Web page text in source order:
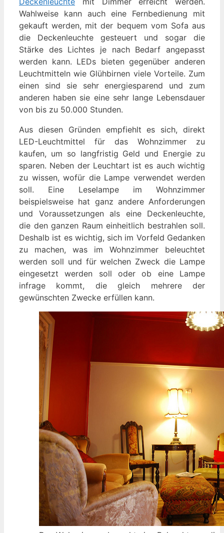
Wahlweise kann auch eine Fernbedienung mit
gekauft werden, mit der bequem vom Sofa aus
die Deckenleuchte gesteuert und sogar die
Stärke des Lichtes je nach Bedarf angepasst
werden kann. LEDs bieten gegenüber anderen
Leuchtmitteln wie Glühbirnen viele Vorteile. Zum
einen sind sie sehr energiesparend und zum
anderen haben sie eine sehr lange Lebensdauer
von bis zu 50.000 Stunden.
Aus diesen Gründen empfiehlt es sich, direkt
LED-Leuchtmittel für das Wohnzimmer zu
kaufen, um so langfristig Geld und Energie zu
sparen. Neben der Leuchtart ist es auch wichtig
zu wissen, wofür die Lampe verwendet werden
soll. Eine Leselampe im Wohnzimmer
beispielsweise hat ganz andere Anforderungen
und Voraussetzungen als eine Deckenleuchte,
die den ganzen Raum einheitlich bestrahlen soll.
Deshalb ist es wichtig, sich im Vorfeld Gedanken
zu machen, was im Wohnzimmer beleuchtet
werden soll und für welchen Zweck die Lampe
eingesetzt werden soll oder ob eine Lampe
infrage kommt, die gleich mehrere der
gewünschten Zwecke erfüllen kann.